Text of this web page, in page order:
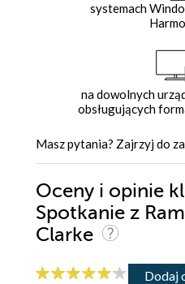
systemach
na dowolnych
obsługujących
Masz pytania? Zajrzyj do
Oceny i opinie
Spotkanie z
Clarke
Dodaj